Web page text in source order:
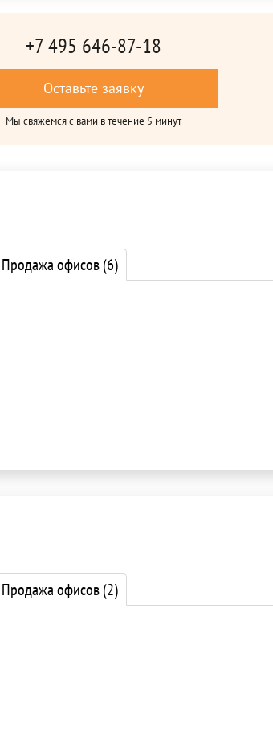
+7 495 646-87-18
Оставьте заявку
Мы свяжемся с вами в течение 5 минут
Продажа офисов(6)
Продажа офисов(2)